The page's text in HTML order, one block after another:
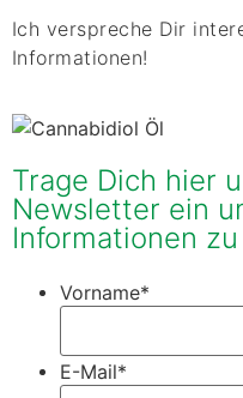
Ich verspreche Dir
Informationen!
Trage Dich hier
Newsletter ein
Informationen
Vorname*
E-Mail*